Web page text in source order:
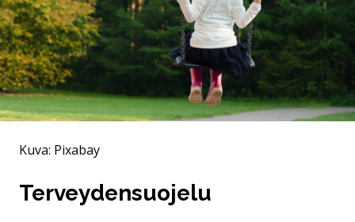
Kuva: Pixabay
Terveydensuojelu